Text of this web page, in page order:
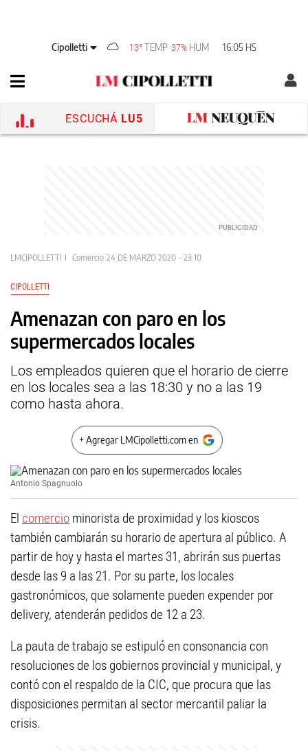
Cipolletti 13° TEMP 37% HUM 16:05 HS
ESCUCHÁ LU5
LMCIPOLLETTI Comercio 24 DE MARZO 2020 - 23:10
CIPOLLETTI
Amenazan con paro en los
supermercados locales
Los empleados quieren que el horario de cierre
en los locales sea a las 18:30 y no a las 19
como hasta ahora.
+ Agregar LMCipolletti.com en
Antonio Spagnuolo
El comercio minorista de proximidad y los kioscos
también cambiarán su horario de apertura al público. A
partir de hoy y hasta el martes 31, abrirán sus puertas
desde las 9 a las 21. Por su parte, los locales
gastronómicos, que solamente pueden expender por
delivery, atenderán pedidos de 12 a 23.
La pauta de trabajo se estipuló en consonancia con
resoluciones de los gobiernos provincial y municipal, y
contó con el respaldo de la CIC, que procura que las
disposiciones permitan al sector mercantil paliar la
crisis.